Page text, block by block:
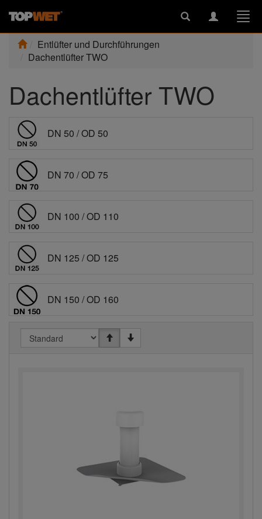
Toggle
Toggle
Entlüfter und Durchführungen
Dachentlüfter TWO
Dachentlüfter TWO
DN 50 / OD 50
DN 70 / OD 75
DN 100 / OD 110
DN 125 / OD 125
DN 150 / OD 160